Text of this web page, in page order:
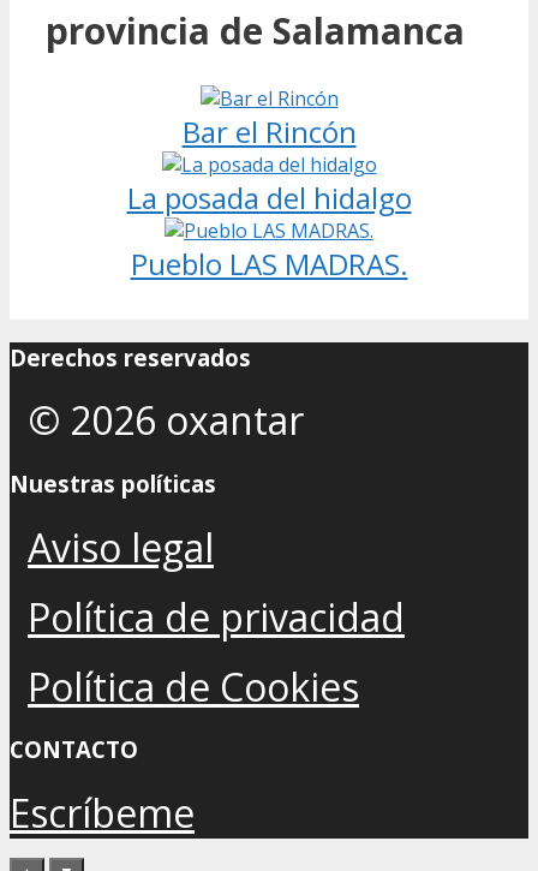
provincia de Salamanca
Bar el Rincón
La posada del hidalgo
Pueblo LAS MADRAS.
Derechos reservados
© 2026 oxantar
Nuestras políticas
Aviso legal
Política de privacidad
Política de Cookies
CONTACTO
Escríbeme